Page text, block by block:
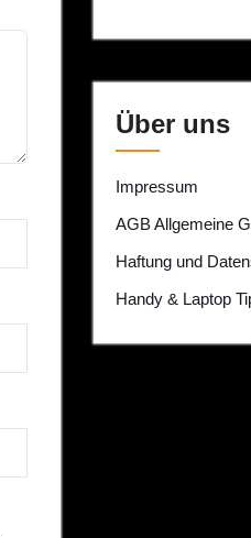
Über uns
Impressum
AGB Allgemeine
Haftung und
Handy & Laptop